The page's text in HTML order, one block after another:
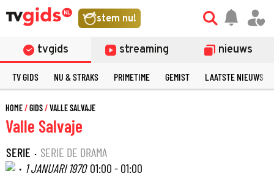
stem nu!
tvgids streaming nieuws
TV GIDS NU & STRAKS PRIMETIME GEMIST LAATSTE NIEUWS
HOME GIDS VALLE SALVAJE
Valle Salvaje
SERIE · SERIE DE DRAMA
· 1 JANUARI 1970 01:00 - 01:00